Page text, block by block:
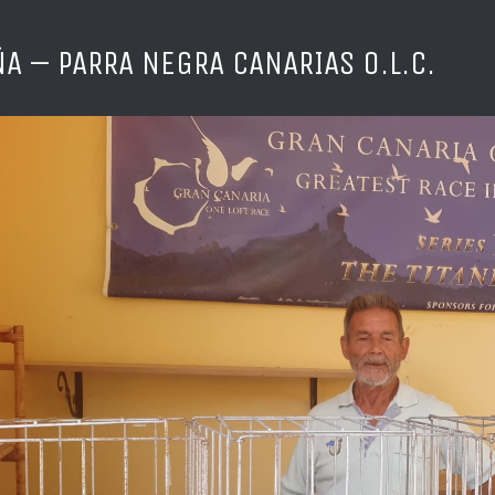
– PARRA NEGRA CANARIAS O.L.C.